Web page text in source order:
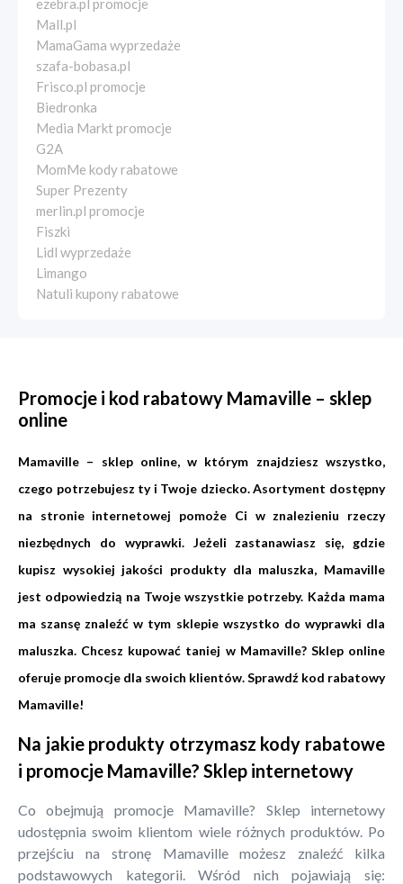
ezebra.pl promocje
Mall.pl
MamaGama wyprzedaże
szafa-bobasa.pl
Frisco.pl promocje
Biedronka
Media Markt promocje
G2A
MomMe kody rabatowe
Super Prezenty
merlin.pl promocje
Fiszki
Lidl wyprzedaże
Limango
Natuli kupony rabatowe
Promocje i kod rabatowy Mamaville – sklep
online
Mamaville – sklep online, w którym znajdziesz wszystko,
czego potrzebujesz ty i Twoje dziecko. Asortyment dostępny
na stronie internetowej pomoże Ci w znalezieniu rzeczy
niezbędnych do wyprawki. Jeżeli zastanawiasz się, gdzie
kupisz wysokiej jakości produkty dla maluszka, Mamaville
jest odpowiedzią na Twoje wszystkie potrzeby. Każda mama
ma szansę znaleźć w tym sklepie wszystko do wyprawki dla
maluszka. Chcesz kupować taniej w Mamaville? Sklep online
oferuje promocje dla swoich klientów. Sprawdź kod rabatowy
Mamaville!
Na jakie produkty otrzymasz kody rabatowe
i promocje Mamaville? Sklep internetowy
Co obejmują promocje Mamaville? Sklep internetowy
udostępnia swoim klientom wiele różnych produktów. Po
przejściu na stronę Mamaville możesz znaleźć kilka
podstawowych kategorii. Wśród nich pojawiają się: